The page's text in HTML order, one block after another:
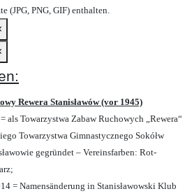
(JPG, PNG, GIF) enthalten.
Rewera Stanisławów (vor 1945)
als Towarzystwa Zabaw Ruchowych „Rewera“
Towarzystwa Gimnastycznego Sokółw
gegründet – Vereinsfarben: Rot-
= Namensänderung in Stanisławowski Klub